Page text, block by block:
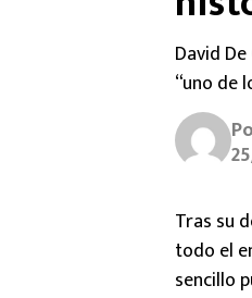
Chivas de Guadalajara
David
“uno de
Tras su
todo el
sencillo